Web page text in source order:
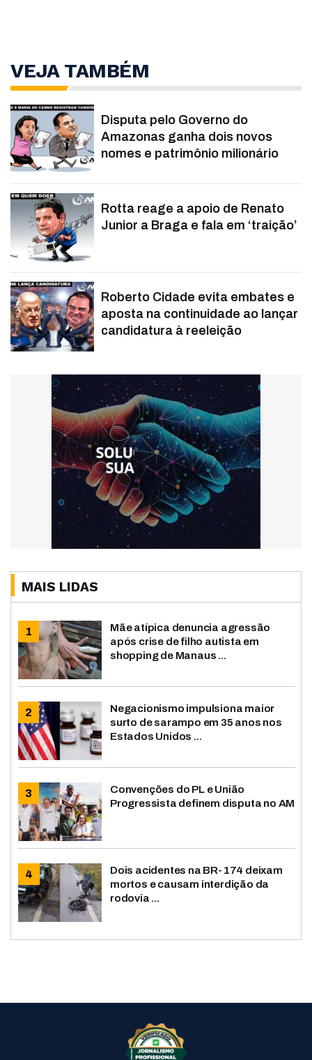
VEJA TAMBÉM
Disputa pelo Governo do
Amazonas ganha dois novos
nomes e patrimônio milionário
Rotta reage a apoio de Renato
Junior a Braga e fala em ‘traição’
Roberto Cidade evita embates e
aposta na continuidade ao lançar
candidatura à reeleição
MAIS LIDAS
Mãe atípica denuncia agressão
após crise de filho autista em
shopping de Manaus ...
Negacionismo impulsiona maior
surto de sarampo em 35 anos nos
Estados Unidos ...
Convenções do PL e União
Progressista definem disputa no AM
Dois acidentes na BR-174 deixam
mortos e causam interdição da
rodovia ...